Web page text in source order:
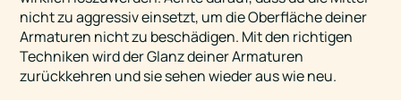
nicht zu aggressiv einsetzt, um die Oberfläche deiner
Armaturen nicht zu beschädigen. Mit den richtigen
Techniken wird der Glanz deiner Armaturen
zurückkehren und sie sehen wieder aus wie neu.